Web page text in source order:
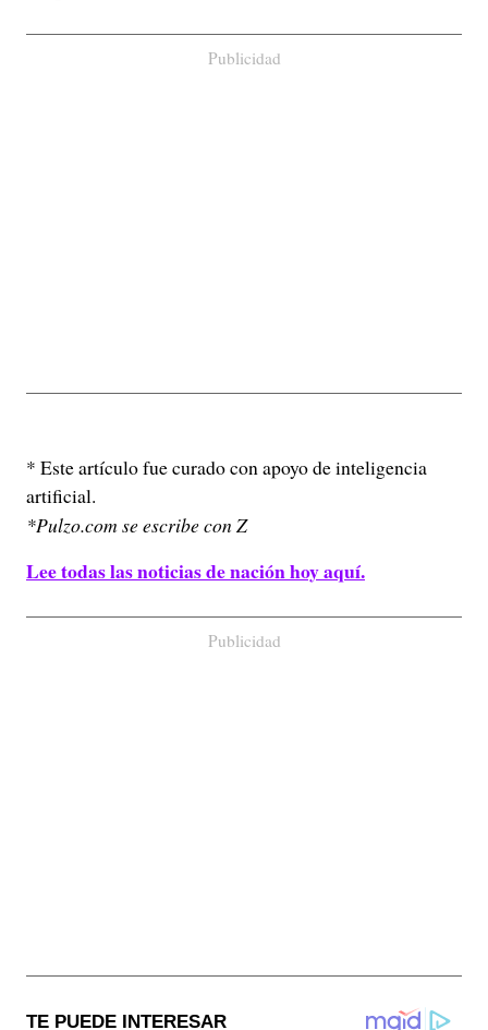
Publicidad
* Este artículo fue curado con apoyo de inteligencia
artificial.
*Pulzo.com se escribe con Z
Lee todas las noticias de nación hoy aquí.
Publicidad